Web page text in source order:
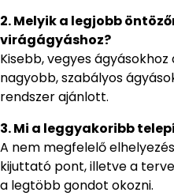
2. Melyik a legjobb
virágágyáshoz?
Kisebb, vegyes
nagyobb, szabályos
rendszer ajánlott.
3. Mi a leggyakoribb
A nem megfelelő
kijuttató pont, illetve a
a legtöbb gondot okozni.